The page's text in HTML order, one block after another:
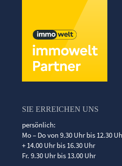
SIE ERREICHEN UNS
persönlich:
Mo – Do von 9.30 Uhr bis 12.30
+ 14.00 Uhr bis 16.30 Uhr
Fr. 9.30 Uhr bis 13.00 Uhr